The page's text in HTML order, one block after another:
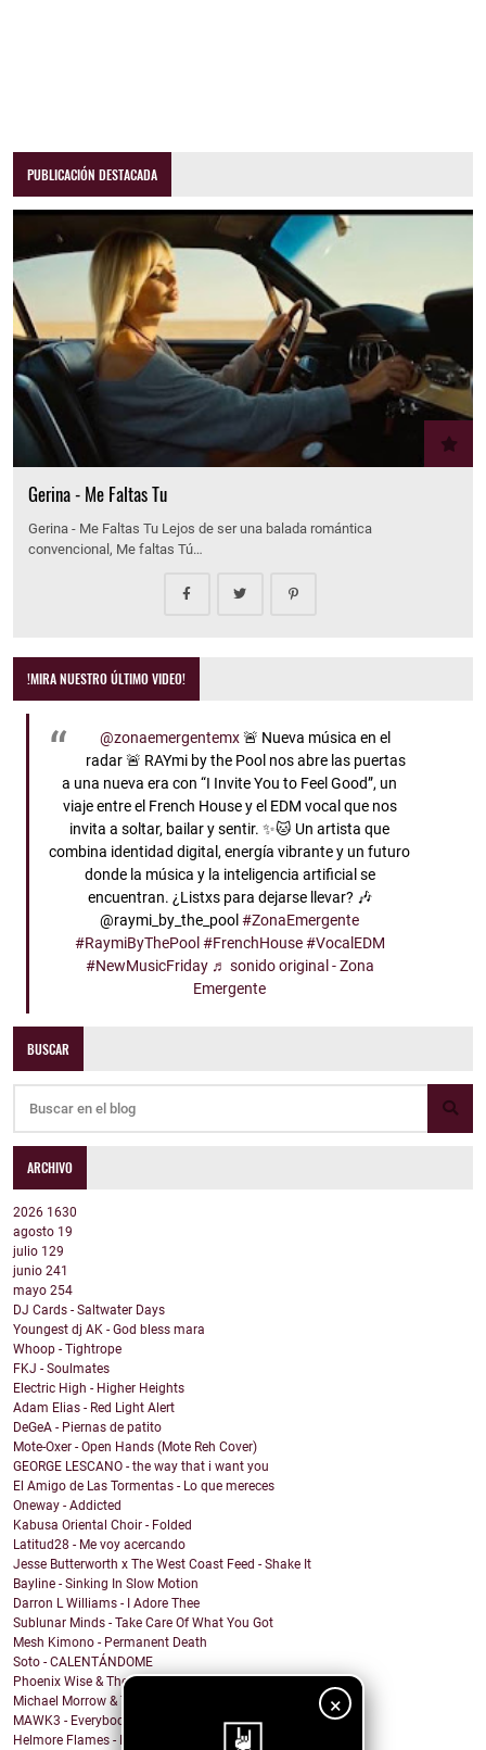
×
PUBLICACIÓN DESTACADA
Gerina - Me Faltas Tu
Gerina - Me Faltas Tu Lejos de ser una balada romántica
convencional, Me faltas Tú…
!MIRA NUESTRO ÚLTIMO VIDEO!
@zonaemergentemx🚨 Nueva música en el
radar 🚨 RAYmi by the Pool nos abre las puertas
a una nueva era con “I Invite You to Feel Good”, un
viaje entre el French House y el EDM vocal que nos
invita a soltar, bailar y sentir. ✨🐱 Un artista que
combina identidad digital, energía vibrante y un futuro
donde la música y la inteligencia artificial se
encuentran. ¿Listxs para dejarse llevar? 🎶
@raymi_by_the_pool#ZonaEmergente
#RaymiByThePool #FrenchHouse #VocalEDM
#NewMusicFriday ♬ sonido original - Zona
Emergente
BUSCAR
ARCHIVO
2026 1630
agosto 19
julio 129
junio 241
mayo 254
DJ Cards - Saltwater Days
Youngest dj AK - God bless mara
Whoop - Tightrope
FKJ - Soulmates
Electric High - Higher Heights
Adam Elias - Red Light Alert
DeGeA - Piernas de patito
Mote-Oxer - Open Hands (Mote Reh Cover)
GEORGE LESCANO - the way that i want you
El Amigo de Las Tormentas - Lo que mereces
Oneway - Addicted
Kabusa Oriental Choir - Folded
Latitud28 - Me voy acercando
Jesse Butterworth x The West Coast Feed - Shake It
Bayline - Sinking In Slow Motion
Darron L Williams - I Adore Thee
Sublunar Minds - Take Care Of What You Got
Mesh Kimono - Permanent Death
Soto - CALENTÁNDOME
Phoenix Wise & The Resistance - There's No Kings
Michael Morrow & The Culprits - La Cruda
MAWK3 - Everybody Wants To Be You
Helmore Flames - Moonjoy